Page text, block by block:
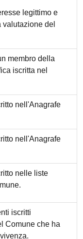
legittimo e
del
membro della
iscritta nel
nell'Anagrafe
nell'Anagrafe
nelle liste
iscritti
Comune che ha